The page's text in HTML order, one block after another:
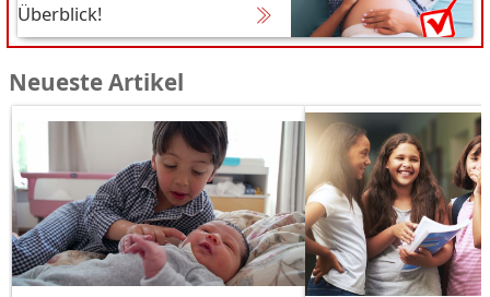
Überblick!
Neueste Artikel